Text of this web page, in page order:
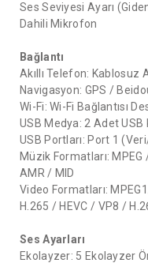
Ses Seviyesi Ayarı
Dahili Mikrofon
Bağlantı
Akıllı Telefon: Kablosuz
Navigasyon: GPS /
Wi-Fi: Wi-Fi Bağlantısı
USB Medya: 2 Adet
USB Portları: Port 1
Müzik Formatları:
AMR / MID
Video Formatları:
H.265 / HEVC / VP8 /
Ses Ayarları
Ekolayzer: 5 Ekolayzer